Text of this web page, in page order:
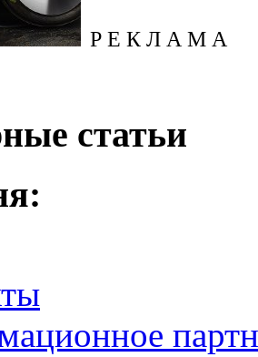
Р Е К Л А М А
статьи